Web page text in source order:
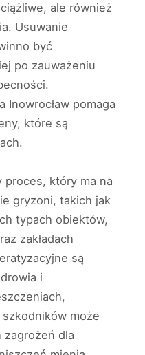
ale również
Usuwanie
być
po zauważeniu
Inowrocław pomaga
które są
proces, który ma na
gryzoni, takich jak
typach obiektów,
zakładach
są
i
może
zagrożeń dla